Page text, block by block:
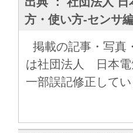
方・使い方-センサ
掲載の記事・写真
は社団法人 日本電
一部誤記修正してい